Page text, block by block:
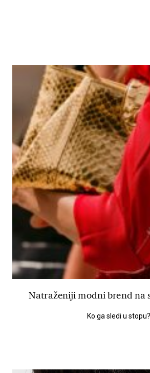
Natraženiji modni brend na
Ko ga sledi u stopu?